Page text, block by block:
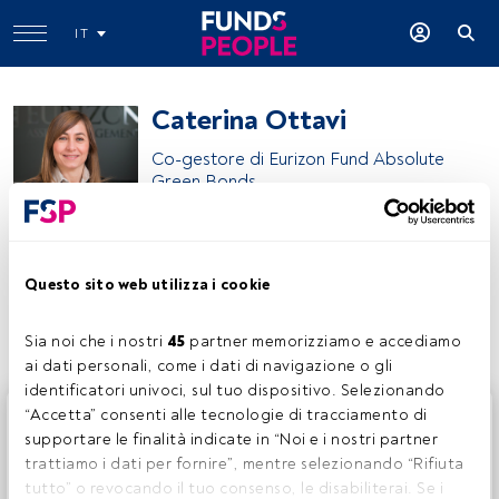
Questo sito web utilizza i cookie
Sia noi che i nostri 45 partner memorizziamo e accediamo
ai dati personali, come i dati di navigazione o gli
identificatori univoci, sul tuo dispositivo. Selezionando
“Accetta” consenti alle tecnologie di tracciamento di
supportare le finalità indicate in “Noi e i nostri partner
trattiamo i dati per fornire”, mentre selezionando “Rifiuta
tutto” o revocando il tuo consenso, le disabiliterai. Se i
IT
Caterina Ottavi
Co-gestore di Eurizon Fund Absolute
Green Bonds
Condividi:
Questo è un articolo riservato agli utenti FundsPeople. Se
sei già registrato, accedi tramite il pulsante Login. Se non
hai ancora un account, ti invitiamo a registrarti per scoprire
tutti i contenuti che FundsPeople ha da offrire.